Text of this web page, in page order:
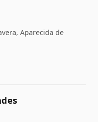
Aparecida de